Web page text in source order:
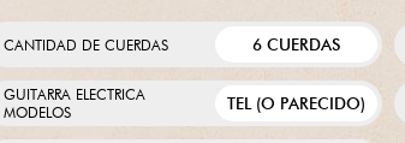
CANTIDAD DE CUERDAS 6 CUERDAS
GUITARRA ELECTRICA
MODELOS
TEL (O PARECIDO)